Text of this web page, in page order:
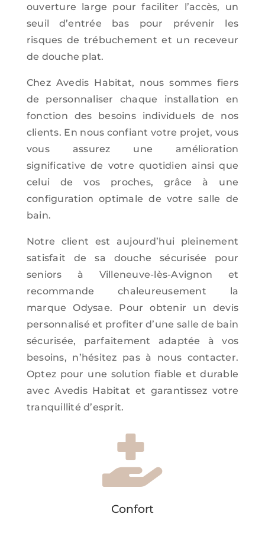
ouverture large pour faciliter l’accès, un
seuil d’entrée bas pour prévenir les
risques de trébuchement et un receveur
de douche plat.
Chez Avedis Habitat, nous sommes fiers
de personnaliser chaque installation en
fonction des besoins individuels de nos
clients. En nous confiant votre projet, vous
vous assurez une amélioration
significative de votre quotidien ainsi que
celui de vos proches, grâce à une
configuration optimale de votre salle de
bain.
Notre client est aujourd’hui pleinement
satisfait de sa douche sécurisée pour
seniors à Villeneuve-lès-Avignon et
recommande chaleureusement la
marque Odysae. Pour obtenir un devis
personnalisé et profiter d’une salle de bain
sécurisée, parfaitement adaptée à vos
besoins, n’hésitez pas à nous contacter.
Optez pour une solution fiable et durable
avec Avedis Habitat et garantissez votre
tranquillité d’esprit.

Confort